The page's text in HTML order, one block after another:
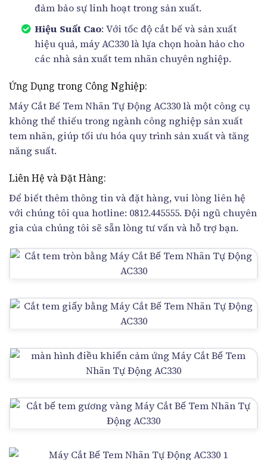
đảm bảo sự linh hoạt trong sản xuất.
Hiệu Suất Cao: Với tốc độ cắt bế và sản xuất
hiệu quả, máy AC330 là lựa chọn hoàn hảo cho
các nhà sản xuất tem nhãn chuyên nghiệp.
Ứng Dụng trong Công Nghiệp:
Máy Cắt Bế Tem Nhãn Tự Động AC330 là một công cụ
không thể thiếu trong ngành công nghiệp sản xuất
tem nhãn, giúp tối ưu hóa quy trình sản xuất và tăng
năng suất.
Liên Hệ và Đặt Hàng:
Để biết thêm thông tin và đặt hàng, vui lòng liên hệ
với chúng tôi qua hotline: 0812.445555. Đội ngũ chuyên
gia của chúng tôi sẽ sẵn lòng tư vấn và hỗ trợ bạn.